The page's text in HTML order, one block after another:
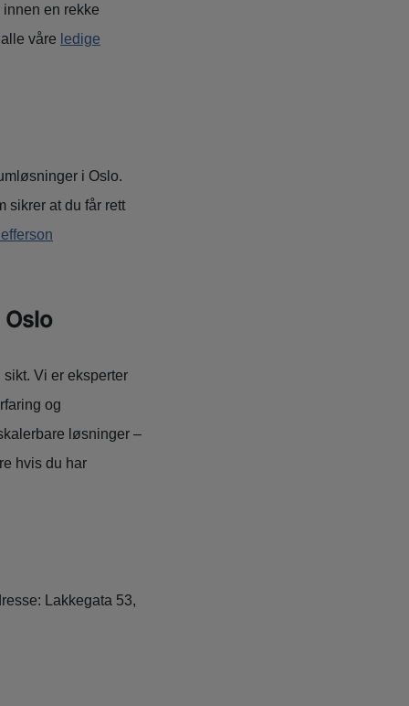
en rekke
våre ledige
i Oslo.
sikrer at du får rett
Vi er eksperter
og
løsninger –
hvis du har
Lakkegata 53,